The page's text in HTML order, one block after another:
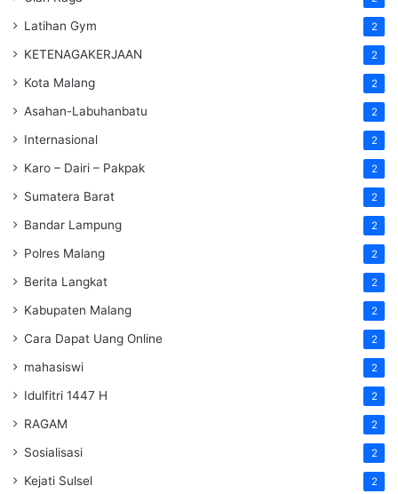
Latihan Gym 2
KETENAGAKERJAAN 2
Kota Malang 2
Asahan-Labuhanbatu 2
Internasional 2
Karo – Dairi – Pakpak 2
Sumatera Barat 2
Bandar Lampung 2
Polres Malang 2
Berita Langkat 2
Kabupaten Malang 2
Cara Dapat Uang Online 2
mahasiswi 2
Idulfitri 1447 H 2
RAGAM 2
Sosialisasi 2
Kejati Sulsel 2